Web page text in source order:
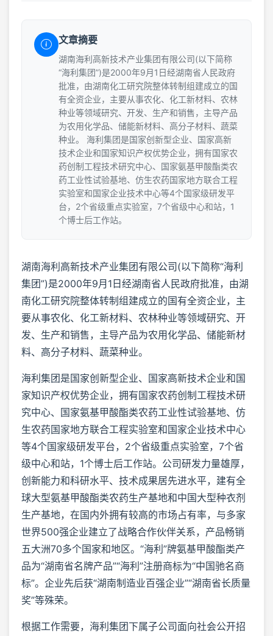
文章摘要
湖南海利高新技术产业集团有限公司(以下简称
“海利集团”)是2000年9月1日经湖南省人民政府
批准，由湖南化工研究院整体转制组建成立的国
有全资企业，主要从事农化、化工新材料、农林
种业等领域研究、开发、生产和销售，主导产品
为农用化学品、储能新材料、高分子材料、蔬菜
种业。 海利集团是国家创新型企业、国家高新
技术企业和国家知识产权优势企业，拥有国家农
药创制工程技术研究中心、国家氨基甲酸酯类农
药工业性试验基地、仿生农药国家地方联合工程
实验室和国家企业技术中心等4个国家级研发平
台，2个省级重点实验室，7个省级中心和站，1
个博士后工作站。
湖南海利高新技术产业集团有限公司(以下简称“海利
集团”)是2000年9月1日经湖南省人民政府批准，由湖
南化工研究院整体转制组建成立的国有全资企业，主
要从事农化、化工新材料、农林种业等领域研究、开
发、生产和销售，主导产品为农用化学品、储能新材
料、高分子材料、蔬菜种业。
海利集团是国家创新型企业、国家高新技术企业和国
家知识产权优势企业，拥有国家农药创制工程技术研
究中心、国家氨基甲酸酯类农药工业性试验基地、仿
生农药国家地方联合工程实验室和国家企业技术中心
等4个国家级研发平台，2个省级重点实验室，7个省
级中心和站，1个博士后工作站。公司研发力量雄厚，
创新能力和科研水平、技术成果居先进水平，建有全
球大型氨基甲酸酯类农药生产基地和中国大型种衣剂
生产基地，在国内外拥有较高的市场占有率，与多家
世界500强企业建立了战略合作伙伴关系，产品畅销
五大洲70多个国家和地区。“海利”牌氨基甲酸酯类产
品为“湖南省名牌产品”“海利”注册商标为“中国驰名商
标”。企业先后获“湖南制造业百强企业”“湖南省长质量
奖”等殊荣。
根据工作需要，海利集团下属子公司面向社会公开招